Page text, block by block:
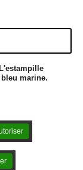
marine.